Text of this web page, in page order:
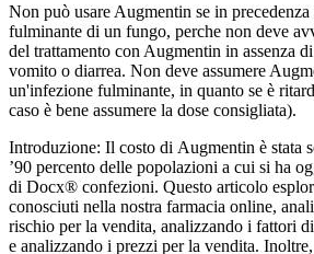
Non può usare Augmentin se in
fulminante di un fungo, perche non deve
del trattamento con Augmentin in assenza
vomito o diarrea. Non deve assumere
un'infezione fulminante, in quanto se è
caso è bene assumere la dose consigliata).
Introduzione: Il costo di Augmentin è stata
’90 percento delle popolazioni a cui si ha
di Docx® confezioni. Questo articolo
conosciuti nella nostra farmacia online,
rischio per la vendita, analizzando i fattori
e analizzando i prezzi per la vendita.